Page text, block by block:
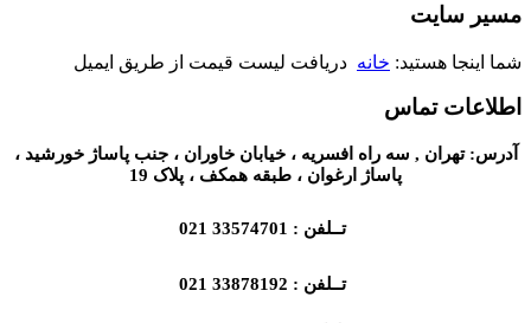
مسیر سایت
شما اینجا هستید: خانه دریافت لیست قیمت از طریق ایمیل
اطلاعات تماس
آدرس: تهران , سه راه افسریه ، خیابان خاوران ، جنب پاساژ خورشید ،
پاساژ ارغوان ، طبقه همکف ، پلاک 19
تــلفن : 33574701 021
تــلفن : 33878192 021